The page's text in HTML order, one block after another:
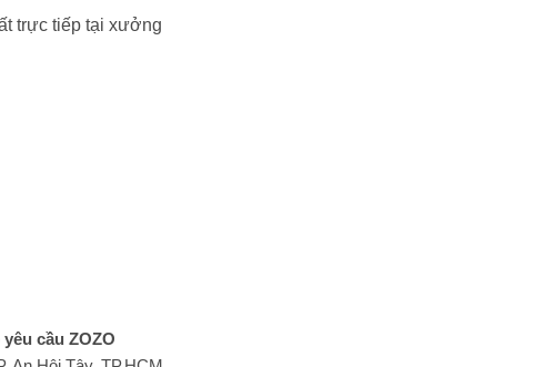
trực tiếp tại xưởng
cầu ZOZO